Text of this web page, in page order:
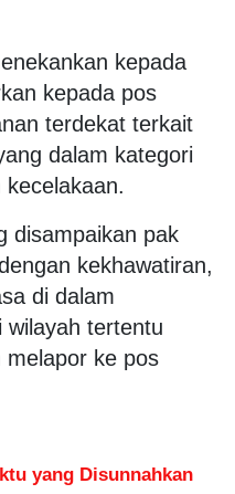
kepada
kepada pos
terdekat terkait
dalam kategori
disampaikan pak
kekhawatiran,
di dalam
wilayah tertentu
melapor ke pos
yang Disunnahkan